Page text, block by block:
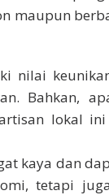
maupun
nilai
Bahkan,
lokal
kaya dan
tetapi